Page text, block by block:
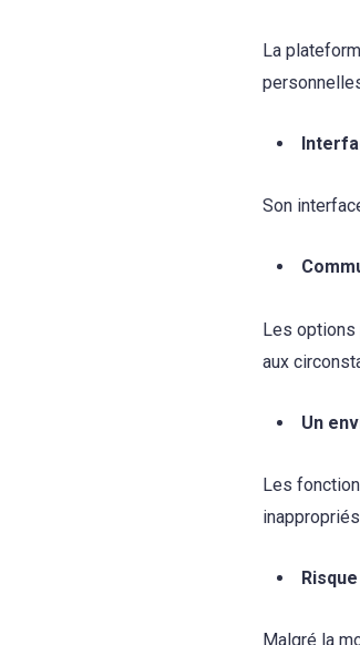
La
Son
Les options
aux
Un
Les
Malgré la